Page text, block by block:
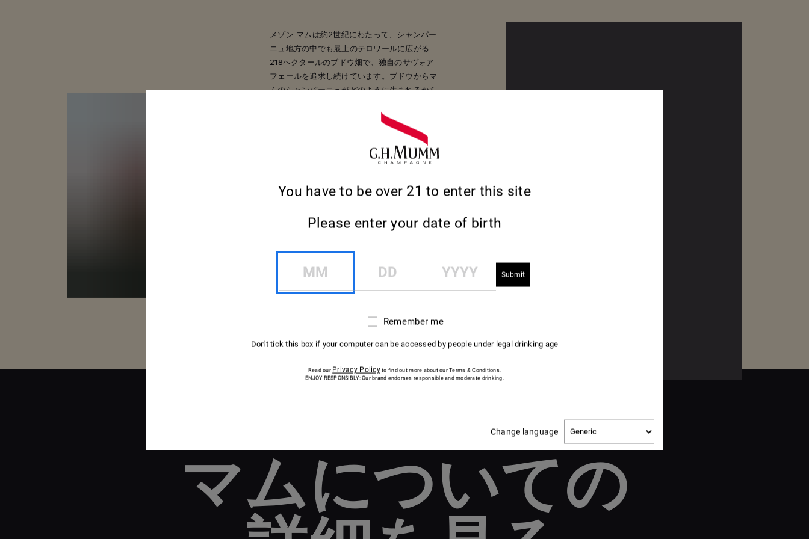
メゾン マムは約2世紀にわたって、シャンパー
ニュ地方の中でも最上のテロワールに広がる
218ヘクタールのブドウ畑で、独自のサヴォア
フェールを追求し続けています。ブドウからマ
ムのシャンパーニュがどのように生まれるかを
マムについての
You have to be over 21 to enter this site
Please enter your date of birth
Remember
Remember me
Don't tick this box if your computer can be accessed by people under legal drinking age
Read our Privacy Policyto find out more about our Terms & Conditions.
ENJOY RESPONSIBLY: Our brand endorses responsible and moderate drinking.
Change language
Change
language